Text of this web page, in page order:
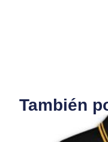
También